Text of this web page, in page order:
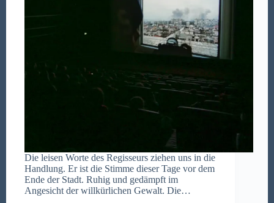
Die leisen Worte des Regisseurs ziehen uns in die
Handlung. Er ist die Stimme dieser Tage vor dem
Ende der Stadt. Ruhig und gedämpft im
Angesicht der willkürlichen Gewalt. Die…